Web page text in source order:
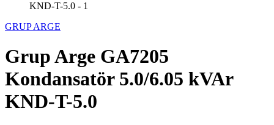
GRUP ARGE
Grup Arge GA7205
Kondansatör 5.0/6.05 kVAr
KND-T-5.0